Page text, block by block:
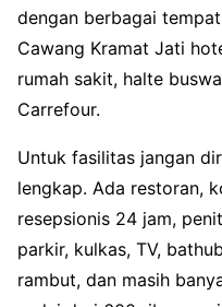
dengan berbagai
Cawang Kramat Jati
rumah sakit, halte
Carrefour.
Untuk fasilitas jangan
lengkap. Ada restoran,
resepsionis 24 jam,
parkir, kulkas, TV,
rambut, dan masih